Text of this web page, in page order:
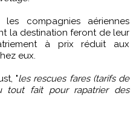
compagnies aériennes
la destination feront de leur
à prix réduit aux
eux.
"les rescues fares (tarifs de
tout fait pour rapatrier des